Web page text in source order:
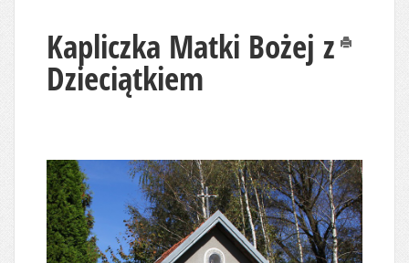
Kapliczka Matki Bożej z
Dzieciątkiem